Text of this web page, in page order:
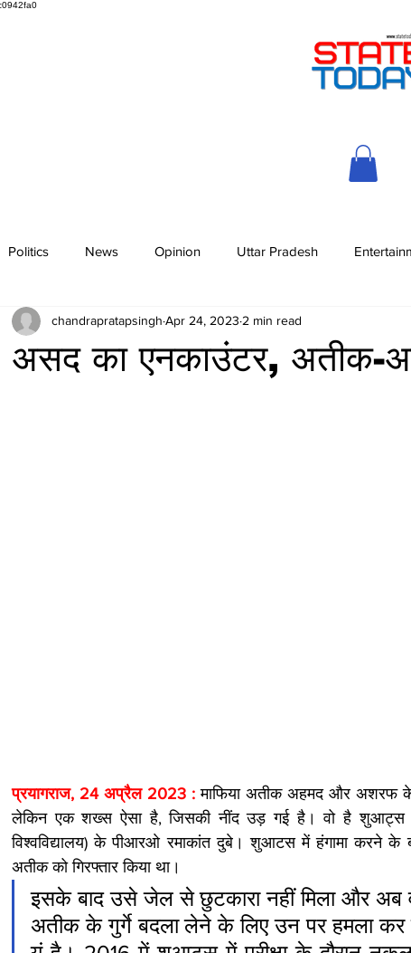
Politics News Opinion Uttar Pradesh
असद का एनकाउंटर, अतीक-
chandrapratapsingh Apr 24, 2023 2 min read
प्रयागराज, 24 अप्रैल 2023 : माफिया अतीक अहमद और अशरफ के
लेकिन एक शख्स ऐसा है, जिसकी नींद उड़ गई है। वो है शुआट्स
विश्वविद्यालय) के पीआरओ रमाकांत दुबे। शुआटस में हंगामा करने के
अतीक को गिरफ्तार किया था।
इसके बाद उसे जेल से छुटकारा नहीं मिला और अब
अतीक के गुर्गे बदला लेने के लिए उन पर हमला